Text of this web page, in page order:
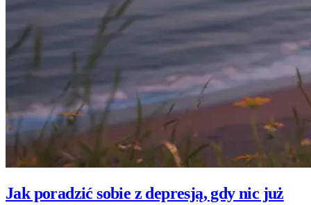
Jak poradzić sobie z depresją, gdy nic już